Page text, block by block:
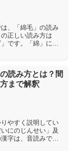
、「綿毛」の読み
正しい読み方は
です。「綿」には
読み方とは？間
まで解釈
やすく説明してい
にのじんせい」及
字は、音読みでだ